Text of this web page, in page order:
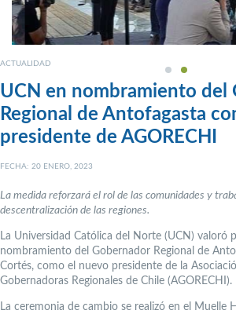
ACTUALIDAD
UCN en nombramiento del
Regional de Antofagasta
presidente de AGORECHI
FECHA: 20 ENERO, 2023
La medida reforzará el rol de las comunidades y
descentralización de las regiones.
La Universidad Católica del Norte (UCN) valoró
nombramiento del Gobernador Regional de
Cortés, como el nuevo presidente de la
Gobernadoras Regionales de Chile (AGORECHI).
La ceremonia de cambio se realizó en el Muelle